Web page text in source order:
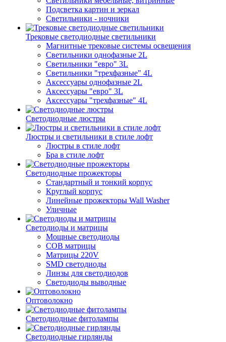
Подсветка картин и зеркал
Светильники - ночники
Трековые светодиодные светильники
Магнитные трековые системы освещения
Светильники однофазные 2L
Светильники "евро" 3L
Светильники "трехфазные" 4L
Аксессуары однофазные 2L
Аксессуары "евро" 3L
Аксессуары "трехфазные" 4L
Светодиодные люстры
Люстры и светильники в стиле лофт
Люстры в стиле лофт
Бра в стиле лофт
Светодиодные прожекторы
Стандартный и тонкий корпус
Круглый корпус
Линейные прожекторы Wall Washer
Уличные
Светодиоды и матрицы
Мощные светодиоды
COB матрицы
Матрицы 220V
SMD светодиоды
Линзы для светодиодов
Светодиоды выводные
Оптоволокно
Светодиодные фитолампы
Светодиодные гирлянды